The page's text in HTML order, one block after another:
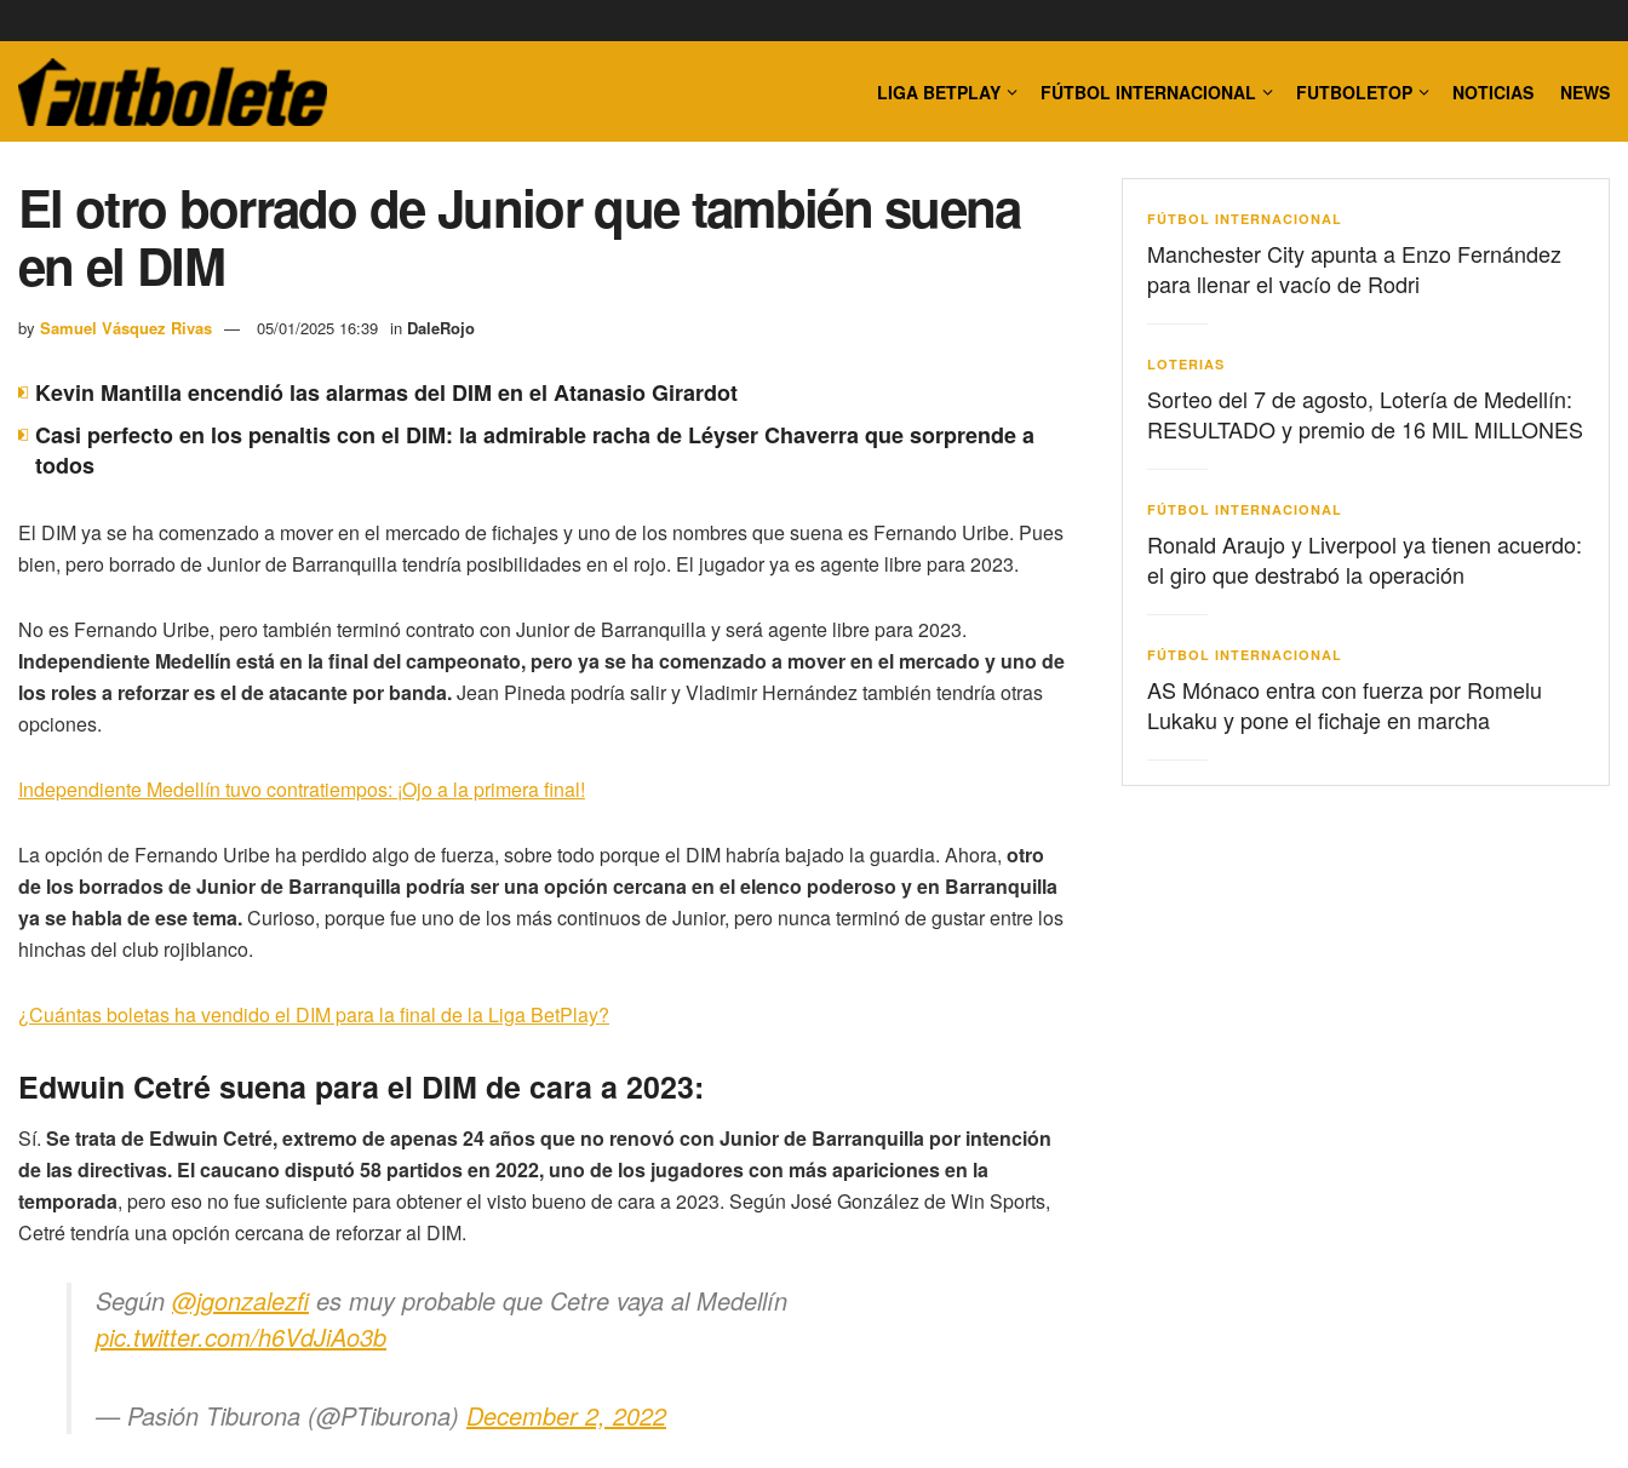
LIGA BETPLAY FÚTBOL INTERNACIONAL FUTBOLETOP NOTICIAS NEWS
El otro borrado de Junior que también suena
en el DIM
by Samuel Vásquez Rivas 05/01/2025 16:39 in DaleRojo
Kevin Mantilla encendió las alarmas del DIM en el Atanasio Girardot
Casi perfecto en los penaltis con el DIM: la admirable racha de Léyser Chaverra que sorprende a
todos
El DIM ya se ha comenzado a mover en el mercado de fichajes y uno de los nombres que suena es Fernando Uribe. Pues
bien, pero borrado de Junior de Barranquilla tendría posibilidades en el rojo. El jugador ya es agente libre para 2023.
No es Fernando Uribe, pero también terminó contrato con Junior de Barranquilla y será agente libre para 2023.
Independiente Medellín está en la final del campeonato, pero ya se ha comenzado a mover en el mercado y uno de
los roles a reforzar es el de atacante por banda.Jean Pineda podría salir y Vladimir Hernández también tendría otras
opciones.
Independiente Medellín tuvo contratiempos: ¡Ojo a la primera final!
La opción de Fernando Uribe ha perdido algo de fuerza, sobre todo porque el DIM habría bajado la guardia. Ahora, otro
de los borrados de Junior de Barranquilla podría ser una opción cercana en el elenco poderoso y en Barranquilla
ya se habla de ese tema.Curioso, porque fue uno de los más continuos de Junior, pero nunca terminó de gustar entre los
hinchas del club rojiblanco.
¿Cuántas boletas ha vendido el DIM para la final de la Liga BetPlay?
Edwuin Cetré suena para el DIM de cara a 2023:
Sí. Se trata de Edwuin Cetré, extremo de apenas 24 años que no renovó con Junior de Barranquilla por intención
de las directivas. El caucano disputó 58 partidos en 2022, uno de los jugadores con más apariciones en la
temporada, pero eso no fue suficiente para obtener el visto bueno de cara a 2023. Según José González de Win Sports,
Cetré tendría una opción cercana de reforzar al DIM.
Según @jgonzalezfies muy probable que Cetre vaya al Medellín
pic.twitter.com/h6VdJiAo3b
— Pasión Tiburona (@PTiburona) December 2, 2022
FÚTBOL INTERNACIONAL
Manchester City apunta a Enzo Fernández
para llenar el vacío de Rodri
LOTERIAS
Sorteo del 7 de agosto, Lotería de Medellín:
RESULTADO y premio de 16 MIL MILLONES
FÚTBOL INTERNACIONAL
Ronald Araujo y Liverpool ya tienen acuerdo:
el giro que destrabó la operación
FÚTBOL INTERNACIONAL
AS Mónaco entra con fuerza por Romelu
Lukaku y pone el fichaje en marcha